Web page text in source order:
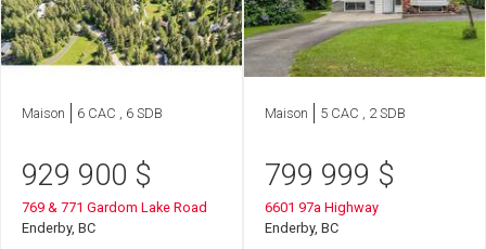
Maison 6 CAC , 6 SDB
929 900 $
769 & 771 Gardom Lake Road
Enderby, BC
Maison 5 CAC , 2 SDB
799 999 $
6601 97a Highway
Enderby, BC